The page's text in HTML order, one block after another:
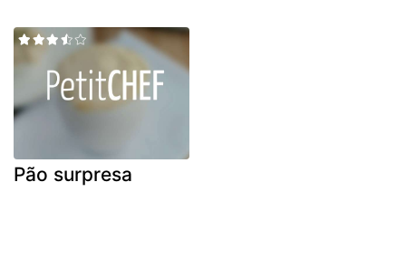
Pão surpresa